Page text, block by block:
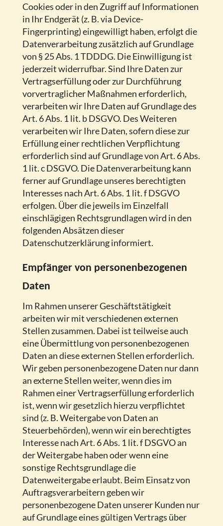
Cookies oder in den Zugriff auf Informationen
in Ihr Endgerät (z. B. via Device-
Fingerprinting) eingewilligt haben, erfolgt die
Datenverarbeitung zusätzlich auf Grundlage
von § 25 Abs. 1 TDDDG. Die Einwilligung ist
jederzeit widerrufbar. Sind Ihre Daten zur
Vertragserfüllung oder zur Durchführung
vorvertraglicher Maßnahmen erforderlich,
verarbeiten wir Ihre Daten auf Grundlage des
Art. 6 Abs. 1 lit. b DSGVO. Des Weiteren
verarbeiten wir Ihre Daten, sofern diese zur
Erfüllung einer rechtlichen Verpflichtung
erforderlich sind auf Grundlage von Art. 6 Abs.
1 lit. c DSGVO. Die Datenverarbeitung kann
ferner auf Grundlage unseres berechtigten
Interesses nach Art. 6 Abs. 1 lit. f DSGVO
erfolgen. Über die jeweils im Einzelfall
einschlägigen Rechtsgrundlagen wird in den
folgenden Absätzen dieser
Datenschutzerklärung informiert.
Empfänger von personenbezogenen
Daten
Im Rahmen unserer Geschäftstätigkeit
arbeiten wir mit verschiedenen externen
Stellen zusammen. Dabei ist teilweise auch
eine Übermittlung von personenbezogenen
Daten an diese externen Stellen erforderlich.
Wir geben personenbezogene Daten nur dann
an externe Stellen weiter, wenn dies im
Rahmen einer Vertragserfüllung erforderlich
ist, wenn wir gesetzlich hierzu verpflichtet
sind (z. B. Weitergabe von Daten an
Steuerbehörden), wenn wir ein berechtigtes
Interesse nach Art. 6 Abs. 1 lit. f DSGVO an
der Weitergabe haben oder wenn eine
sonstige Rechtsgrundlage die
Datenweitergabe erlaubt. Beim Einsatz von
Auftragsverarbeitern geben wir
personenbezogene Daten unserer Kunden nur
auf Grundlage eines gültigen Vertrags über